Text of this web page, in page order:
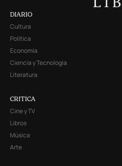
DIARIO
Cultura
Política
Economía
Ciencia y Tecnología
Literatura
CRITICA
Cine y TV
Libros
Música
Arte